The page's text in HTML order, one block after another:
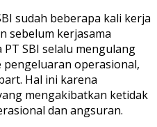
sudah beberapa kali kerja
sebelum kerjasama
SBI selalu mengulang
pengeluaran operasional,
Hal ini karena
mengakibatkan ketidak
dan angsuran.